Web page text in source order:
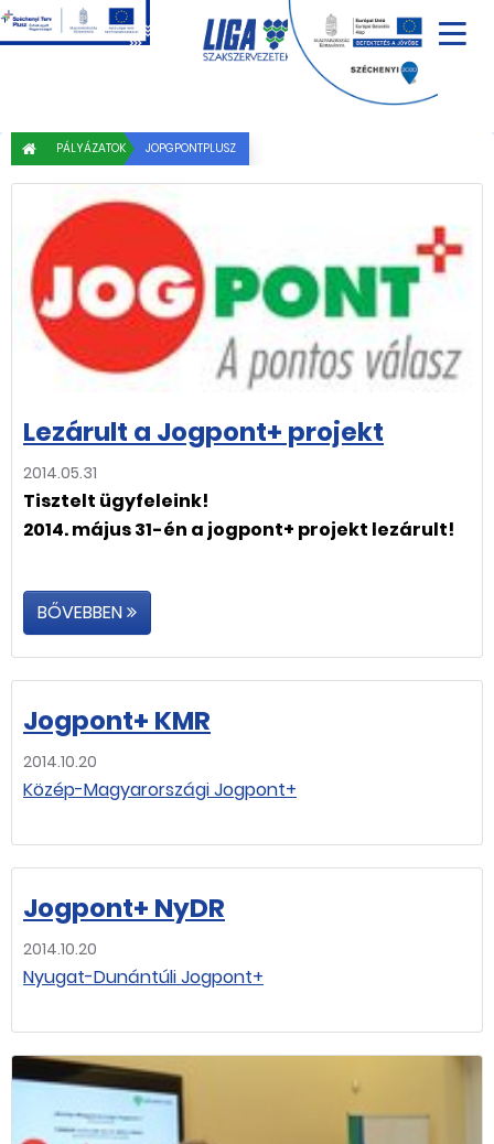
PÁLYÁZATOK JOPGPONTPLUSZ
Lezárult a Jogpont+ projekt
2014.05.31
Tisztelt ügyfeleink!
2014. május 31-én a jogpont+ projekt lezárult!
BŐVEBBEN
Jogpont+ KMR
2014.10.20
Közép-Magyarországi Jogpont+
Jogpont+ NyDR
2014.10.20
Nyugat-Dunántúli Jogpont+